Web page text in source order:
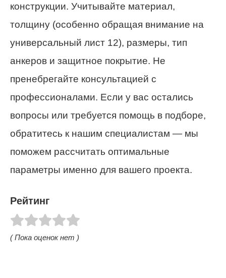
конструкции. Учитывайте материал,
толщину (особенно обращая внимание на
универсальный лист 12), размеры, тип
анкеров и защитное покрытие. Не
пренебрегайте консультацией с
профессионалами. Если у вас остались
вопросы или требуется помощь в подборе,
обратитесь к нашим специалистам — мы
поможем рассчитать оптимальные
параметры именно для вашего проекта.
Рейтинг
( Пока оценок нет )